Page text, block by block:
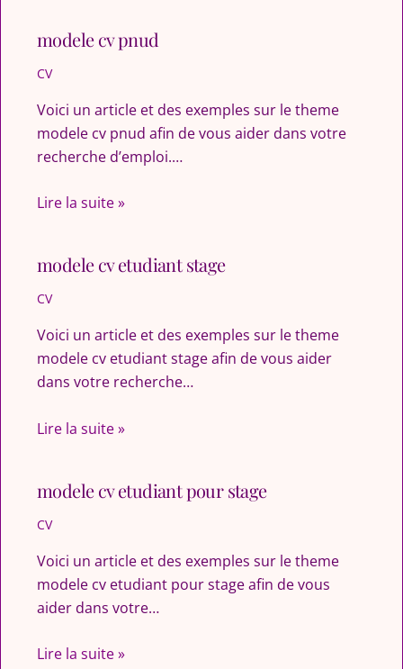
modele cv pnud
CV
Voici un article et des exemples sur le theme
modele cv pnud afin de vous aider dans votre
recherche d’emploi.…
Lire la suite »
modele cv etudiant stage
CV
Voici un article et des exemples sur le theme
modele cv etudiant stage afin de vous aider
dans votre recherche…
Lire la suite »
modele cv etudiant pour stage
CV
Voici un article et des exemples sur le theme
modele cv etudiant pour stage afin de vous
aider dans votre…
Lire la suite »